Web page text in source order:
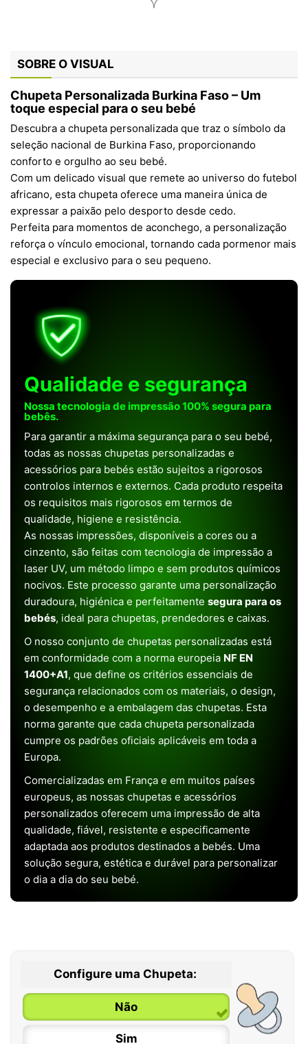
SOBRE O VISUAL
Chupeta Personalizada Burkina Faso – Um
toque especial para o seu bebé
Descubra a chupeta personalizada que traz o símbolo da
seleção nacional de Burkina Faso, proporcionando
conforto e orgulho ao seu bebé.
Com um delicado visual que remete ao universo do futebol
africano, esta chupeta oferece uma maneira única de
expressar a paixão pelo desporto desde cedo.
Perfeita para momentos de aconchego, a personalização
reforça o vínculo emocional, tornando cada pormenor mais
especial e exclusivo para o seu pequeno.
Qualidade e segurança
Nossa tecnologia de impressão 100% segura para
bebês.
Para garantir a máxima segurança para o seu bebé,
todas as nossas chupetas personalizadas e
acessórios para bebés estão sujeitos a rigorosos
controlos internos e externos. Cada produto respeita
os requisitos mais rigorosos em termos de
qualidade, higiene e resistência.
As nossas impressões, disponíveis a cores ou a
cinzento, são feitas com tecnologia de impressão a
laser UV, um método limpo e sem produtos químicos
nocivos. Este processo garante uma personalização
duradoura, higiénica e perfeitamente segura para os
bebés, ideal para chupetas, prendedores e caixas.
O nosso conjunto de chupetas personalizadas está
em conformidade com a norma europeia NF EN
1400+A1, que define os critérios essenciais de
segurança relacionados com os materiais, o design,
o desempenho e a embalagem das chupetas. Esta
norma garante que cada chupeta personalizada
cumpre os padrões oficiais aplicáveis em toda a
Europa.
Comercializadas em França e em muitos países
europeus, as nossas chupetas e acessórios
personalizados oferecem uma impressão de alta
qualidade, fiável, resistente e especificamente
adaptada aos produtos destinados a bebés. Uma
solução segura, estética e durável para personalizar
o dia a dia do seu bebé.
Configure uma Chupeta:
Não
Sim